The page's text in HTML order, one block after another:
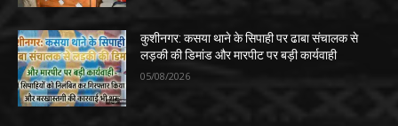
कुशीनगर: कसया थाने के सिपाही पर ढाबा संचालक से
लड़की की डिमांड और मारपीट पर बड़ी कार्यवाही
05/08/2026